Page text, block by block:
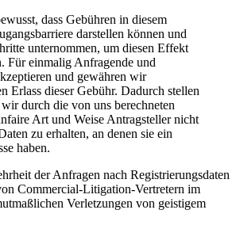
dass Gebühren in diesem
darstellen können und
unternommen, um diesen Effekt
Für einmalig Anfragende und
und gewähren wir
Erlass dieser Gebühr. Dadurch stellen
durch die von uns berechneten
Art und Weise Antragsteller nicht
zu erhalten, an denen sie ein
haben.
der Anfragen nach Registrierungsdaten
Commercial-Litigation-Vertretern im
Verletzungen von geistigem